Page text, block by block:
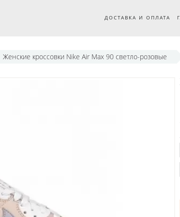
ДОСТАВКА И ОПЛАТА
Женские кроссовки Nike Air Max 90 светло-розовые